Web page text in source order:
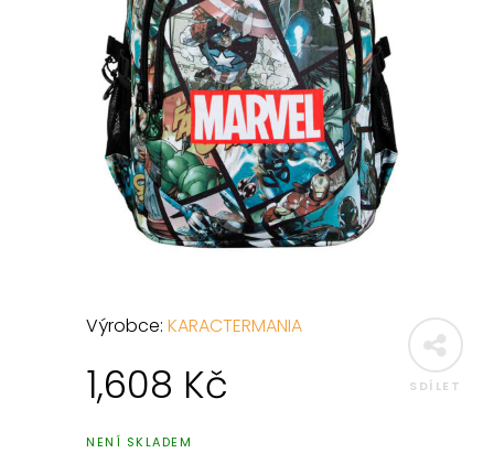
SDÍLET
Výrobce:KARACTERMANIA
1,608 Kč
NENÍ SKLADEM